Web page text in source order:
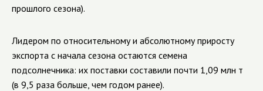
прошлого сезона).
Лидером по относительному и абсолютному приросту
экспорта c начала сезона остаются семена
подсолнечника: их поставки составили почти 1,09 млн т
(в 9,5 раза больше, чем годом ранее).